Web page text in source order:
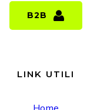
B2B
LINK UTILI